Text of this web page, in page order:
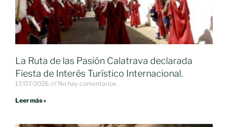
La Ruta de las Pasión Calatrava declarada
Fiesta de Interés Turístico Internacional.
17/07/2026 No hay comentarios
Leer más »